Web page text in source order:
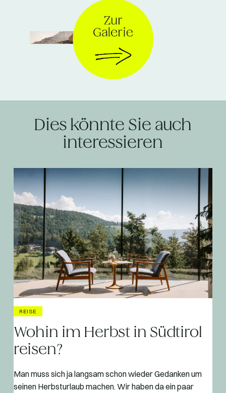
© Eriro
Dies könnte Sie auch
interessieren
REISE
Wohin im Herbst in Südtirol
reisen?
Man muss sich ja langsam schon wieder Gedanken um
seinen Herbsturlaub machen. Wir haben da ein paar